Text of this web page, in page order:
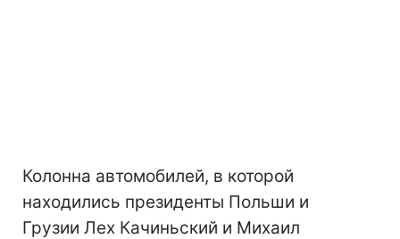
Колонна автомобилей, в которой
находились президенты Польши и
Грузии Лех Качиньский и Михаил